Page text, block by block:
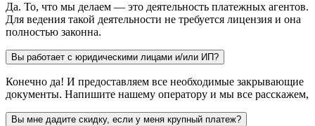
Да. То, что мы делаем — это деятельность платежных агентов.
Для ведения такой деятельности не требуется лицензия и она
полностью законна.
Вы работает с юридическими лицами и/или ИП?
Конечно да! И предоставляем все необходимые закрывающие
документы. Напишите нашему оператору и мы все расскажем,
Вы мне дадите скидку, если у меня крупный платеж?